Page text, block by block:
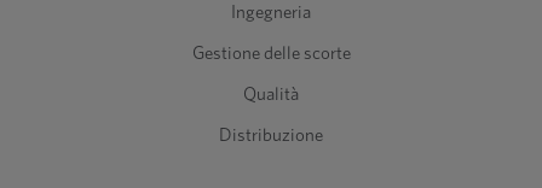
Ingegneria
Gestione delle scorte
Qualità
Distribuzione